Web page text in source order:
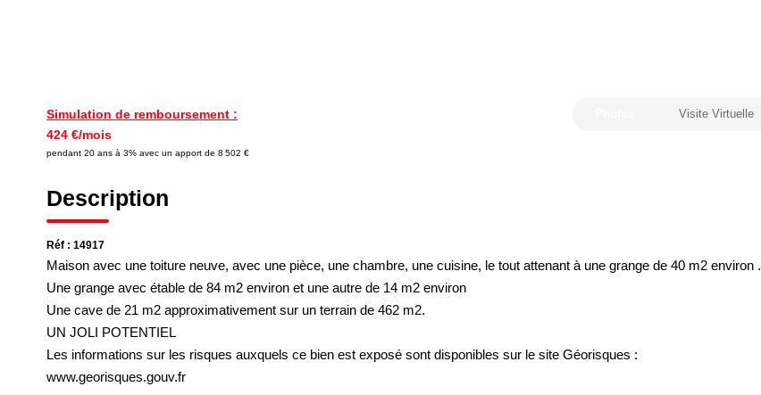
Simulation de remboursement :
424 €/mois
pendant 20 ans à 3% avec un apport de 8 502 €
Visite Virtuelle
Description
Réf : 14917
Maison avec une toiture neuve, avec une pièce, une chambre, une cuisine, le tout attenant à une grange de 40 m2 environ .
Une grange avec étable de 84 m2 environ et une autre de 14 m2 environ
Une cave de 21 m2 approximativement sur un terrain de 462 m2.
UN JOLI POTENTIEL
Les informations sur les risques auxquels ce bien est exposé sont disponibles sur le site Géorisques :
www.georisques.gouv.fr